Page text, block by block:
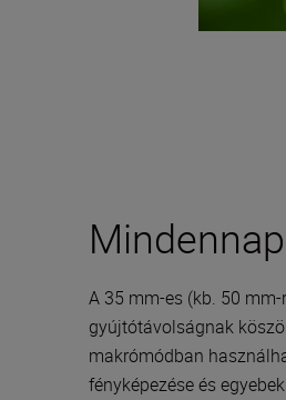
A 35 mm-es (kb. 50
gyújtótávolságnak
makrómódban
fényképezése és